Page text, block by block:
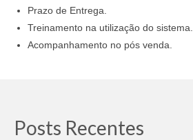
Prazo de Entrega.
Treinamento na utilização do sistema.
Acompanhamento no pós venda.
Posts Recentes